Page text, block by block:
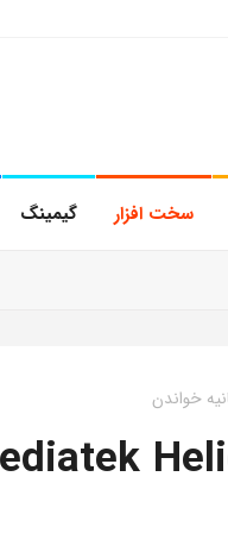
سخت افزار گیمینگ